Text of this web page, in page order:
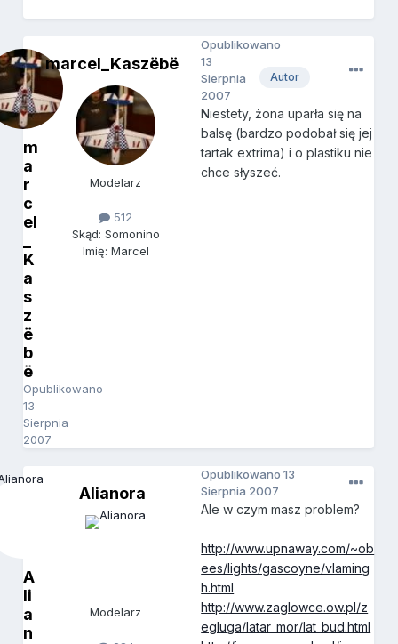
m
a
r
c
el
K
a
s
z
ë
b
ë
Opublikowano
13
Sierpnia
2007
marcel_Kaszëbë
Modelarz
512
Skąd: Somonino
Imię: Marcel
Autor
Opublikowano
13
Sierpnia
2007
Niestety, żona uparła się na
balsę (bardzo podobał się jej
tartak extrima) i o plastiku nie
chce słyszeć.
A
li
a
n
Alianora
Modelarz
Opublikowano13
Sierpnia 2007
Ale w czym masz problem?
http://www.upnaway.com/~ob
ees/lights/gascoyne/vlaming
h.html
http://www.zaglowce.ow.pl/z
egluga/latar_mor/lat_bud.html